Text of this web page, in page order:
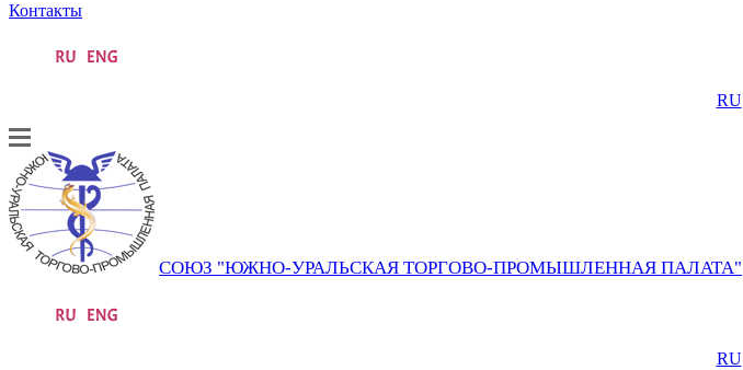
Контакты
RU
СОЮЗ "ЮЖНО-УРАЛЬСКАЯ ТОРГОВО-ПРОМЫШЛЕННАЯ ПАЛАТА"
RU